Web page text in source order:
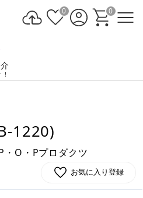
0 0
1220)
・O・Pプロダクツ
お気に入り登録